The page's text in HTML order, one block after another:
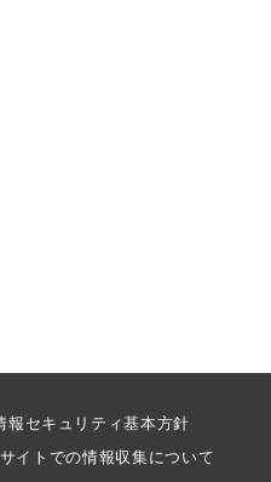
報セキュリティ基本方針
イトでの情報収集について